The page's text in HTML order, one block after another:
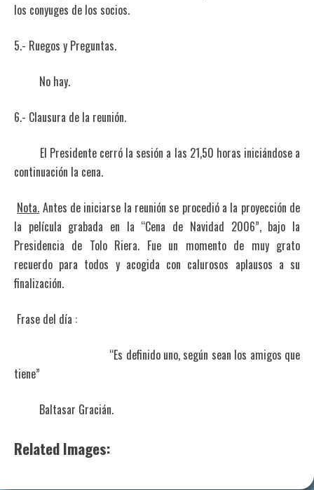
los conyuges de los socios.
5.- Ruegos y Preguntas.
No hay.
6.- Clausura de la reunión.
El Presidente cerró la sesión a las 21,50 horas iniciándose a
continuación la cena.
Nota. Antes de iniciarse la reunión se procedió a la proyección de
la película grabada en la “Cena de Navidad 2006”, bajo la
Presidencia de Tolo Riera. Fue un momento de muy grato
recuerdo para todos y acogida con calurosos aplausos a su
finalización.
Frase del día :
“Es definido uno, según sean los amigos que
tiene”
Baltasar Gracián.
Related Images: